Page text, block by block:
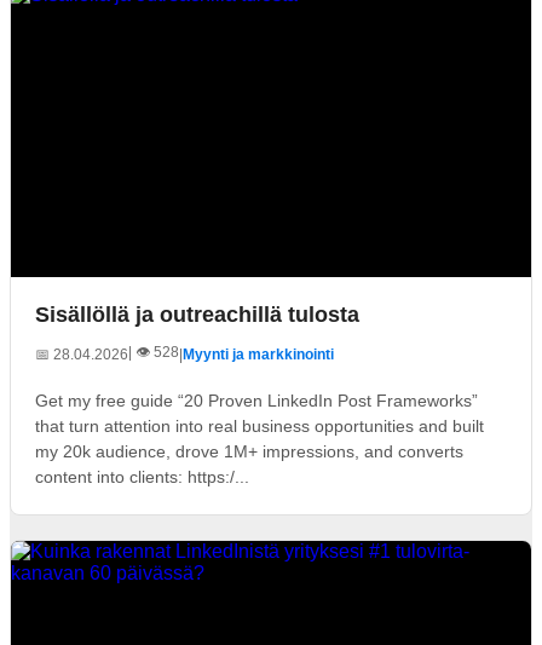
Sisällöllä ja outreachillä tulosta
📅 28.04.2026 | 👁️ 528|Myynti ja markkinointi
Get my free guide “20 Proven LinkedIn Post Frameworks”
that turn attention into real business opportunities and built
my 20k audience, drove 1M+ impressions, and converts
content into clients: https:/...